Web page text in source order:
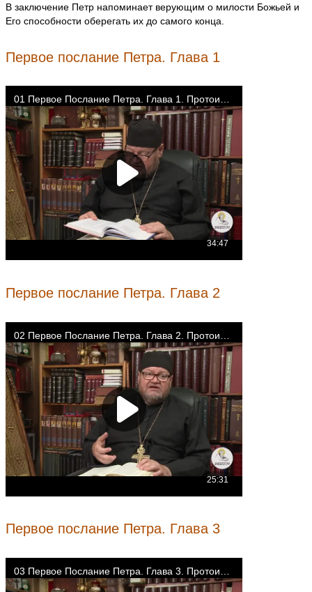
В заключение Петр напоминает верующим о милости Божьей и
Его способности оберегать их до самого конца.
Первое послание Петра. Глава 1
Первое послание Петра. Глава 2
Первое послание Петра. Глава 3